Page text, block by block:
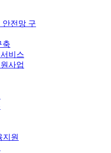
안전망 구
축
비스
사업
지원